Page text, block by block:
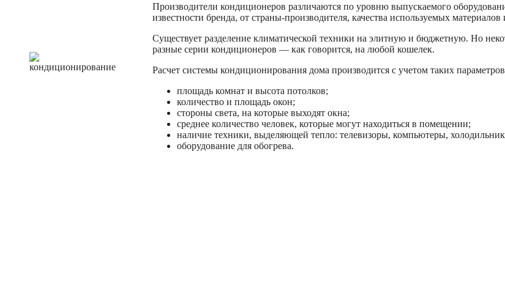
Производители кондиционеров различаются по уровню выпускаемого
известности бренда, от страны-производителя, качества используемых материалов
Существует разделение климатической техники на элитную и бюджетную. Но
разные серии кондиционеров — как говорится, на любой кошелек.
Расчет системы кондиционирования дома производится с учетом таких
площадь комнат и высота потолков;
количество и площадь окон;
стороны света, на которые выходят окна;
среднее количество человек, которые могут находиться в помещении;
наличие техники, выделяющей тепло: телевизоры, компьютеры,
оборудование для обогрева.